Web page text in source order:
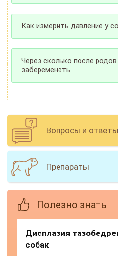
Как измерить давление у
Через сколько после
забеременеть
Вопросы и ответы
Препараты
Полезно знать
Дисплазия
собак